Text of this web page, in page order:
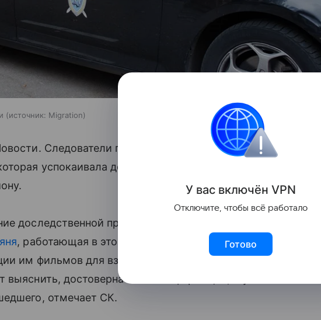
источник: Migration
Следователи проверяют информацию оняне
успокаивала детей демонстрацией им порнофильмов,
доследственной проверки по сообщению в СМИ о том,
, работающая в этой профессии около 10 лет, успокаивает
им фильмов для взрослых», — говорится в сообщении.
выяснить, достоверна ли эта информация, и установить
отмечает СК.
У вас включён VPN
Отключите, чтобы всё работало
Готово